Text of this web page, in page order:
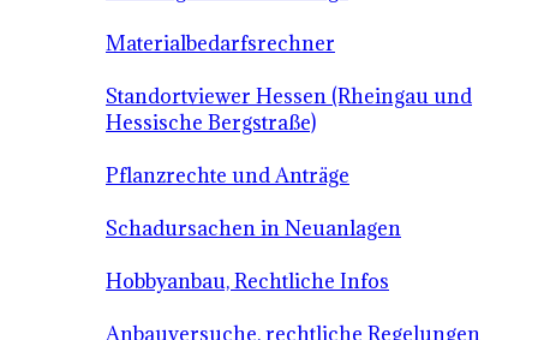
Materialbedarfsrechner
Standortviewer Hessen (Rheingau und
Hessische Bergstraße)
Pflanzrechte und Anträge
Schadursachen in Neuanlagen
Hobbyanbau, Rechtliche Infos
Anbauversuche, rechtliche Regelungen